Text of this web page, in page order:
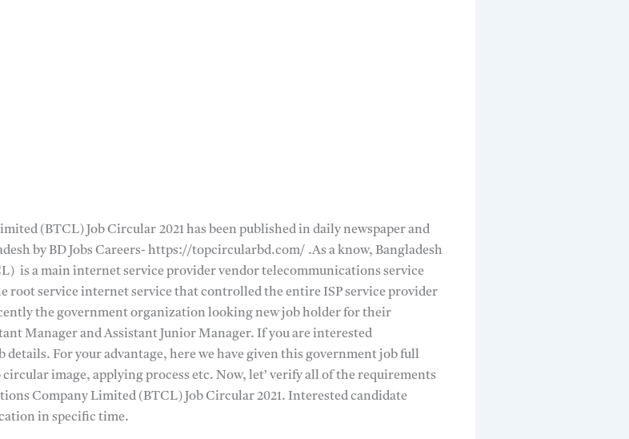
(BTCL) Job Circular 2021 has been published in daily newspaper and
by BD Jobs Careers- https://topcircularbd.com/ .As a know, Bangladesh
is a main internet service provider vendor telecommunications service
root service internet service that controlled the entire ISP service provider
the government organization looking new job holder for their
Manager and Assistant Junior Manager. If you are interested
details. For your advantage, here we have given this government job full
image, applying process etc. Now, let’ verify all of the requirements
Company Limited (BTCL) Job Circular 2021. Interested candidate
in specific time.